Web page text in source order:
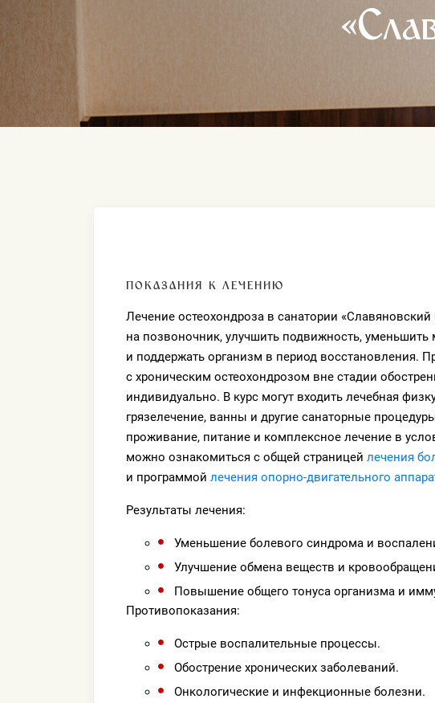
ПОКАЗАНИЯ К ЛЕЧЕНИЮ
Лечение остеохондроза в санатории «Славяновский
на позвоночник, улучшить подвижность,
и поддержать организм в период восстановления.
с хроническим остеохондрозом вне стадии
индивидуально. В курс могут входить лечебная
грязелечение, ванны и другие санаторные
проживание, питание и комплексное лечение в
можно ознакомиться с общей страницей лечения
и программой лечения опорно-двигательного
Результаты лечения:
Уменьшение болевого синдрома и
Улучшение обмена веществ и
Повышение общего тонуса организма и
Противопоказания:
Острые воспалительные процессы.
Обострение хронических заболеваний.
Онкологические и инфекционные болезни.